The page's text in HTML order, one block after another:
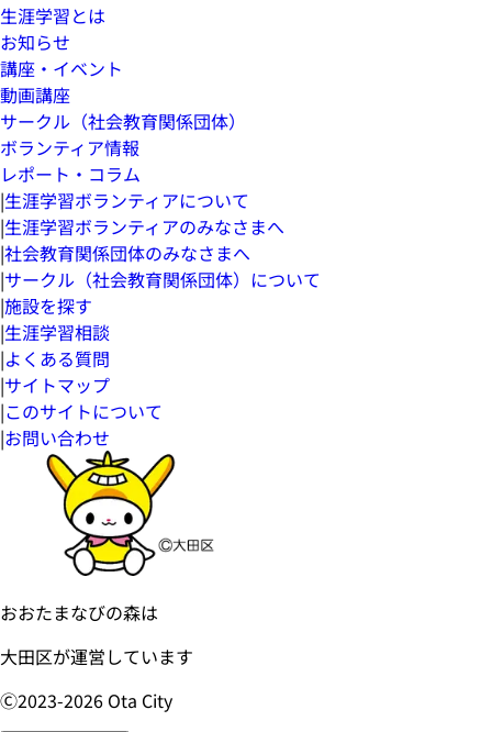
生涯学習とは
お知らせ
講座・イベント
動画講座
サークル（社会教育関係団体）
ボランティア情報
レポート・コラム
|生涯学習ボランティアについて
|生涯学習ボランティアのみなさまへ
|社会教育関係団体のみなさまへ
|サークル（社会教育関係団体）について
|施設を探す
|生涯学習相談
|よくある質問
|サイトマップ
|このサイトについて
|お問い合わせ
おおたまなびの森は
大田区が運営しています
Ⓒ2023-2026 Ota City